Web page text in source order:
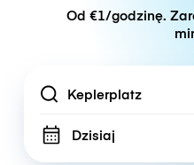
Od €1/godzinę.
Location
Dzisiaj